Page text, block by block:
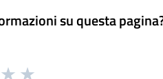
su questa